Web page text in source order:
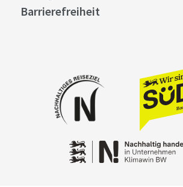
Barrierefreiheit